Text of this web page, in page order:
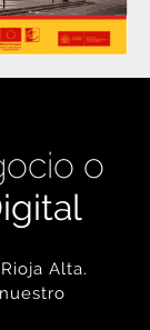
o
Alta.